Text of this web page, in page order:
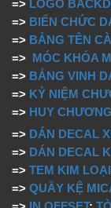
=> LOGO
=> BIỂN CHỨC
=> BẢNG TÊN
=> MÓC KHÓA
=> BẢNG VINH
=> KỶ NIỆM
=> HUY
=> DÁN DECAL
=> DÁN DECAL
=> TEM KIM LOẠI
=> QUẦY KỆ